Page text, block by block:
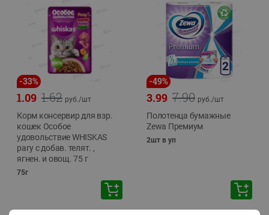
-33%
1.62
1.09 руб./шт
Корм консервир для взр.
кошек Особое
удовольствие WHISKAS
рагу с добав. телят. ,
ягнен. и овощ. 75 г
75г
-49%
7.90
3.99 руб./шт
Полотенца бумажные
Zewa Премиум
2шт в уп